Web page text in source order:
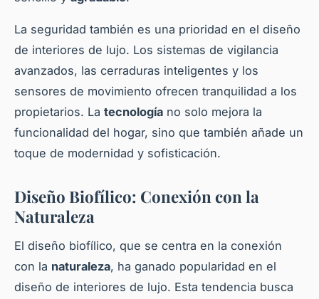
La seguridad también es una prioridad en el diseño
de interiores de lujo. Los sistemas de vigilancia
avanzados, las cerraduras inteligentes y los
sensores de movimiento ofrecen tranquilidad a los
propietarios. La tecnología no solo mejora la
funcionalidad del hogar, sino que también añade un
toque de modernidad y sofisticación.
Diseño Biofílico: Conexión con la
Naturaleza
El diseño biofílico, que se centra en la conexión
con la naturaleza, ha ganado popularidad en el
diseño de interiores de lujo. Esta tendencia busca